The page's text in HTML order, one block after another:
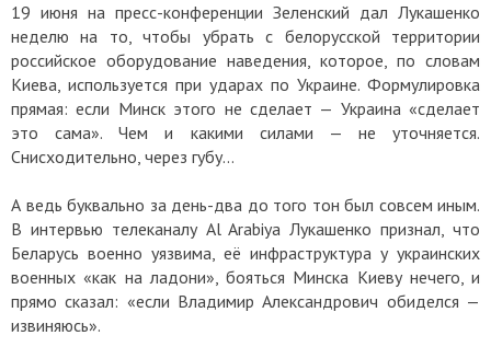
19 июня на пресс-конференции Зеленский дал Лукашенко
неделю на то, чтобы убрать с белорусской территории
российское оборудование наведения, которое, по словам
Киева, используется при ударах по Украине. Формулировка
прямая: если Минск этого не сделает — Украина «сделает
это сама». Чем и какими силами — не уточняется.
Снисходительно, через губу…
А ведь буквально за день-два до того тон был совсем иным.
В интервью телеканалу Al Arabiya Лукашенко признал, что
Беларусь военно уязвима, её инфраструктура у украинских
военных «как на ладони», бояться Минска Киеву нечего, и
прямо сказал: «если Владимир Александрович обиделся —
извиняюсь».